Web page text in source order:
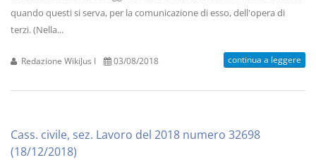
quando questi si serva, per la comunicazione di esso, dell'opera di
terzi. (Nella...
Redazione WikiJus I 03/08/2018 continua a leggere
Cass. civile, sez. Lavoro del 2018 numero 32698
(18/12/2018)